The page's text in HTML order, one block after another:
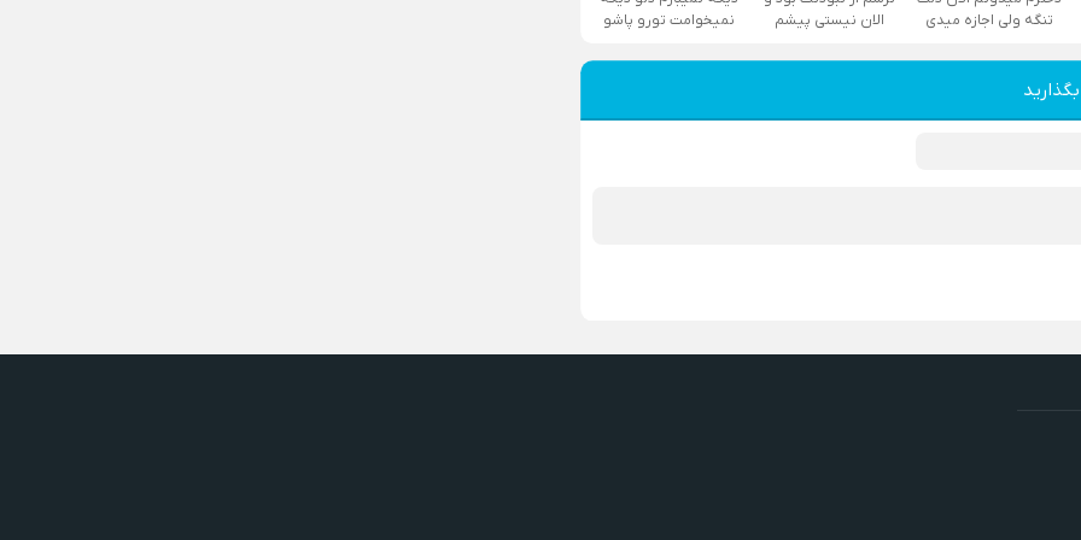
تنگه ولی اجازه میدی
الان نیستی پیشم
نمیخوامت تورو پاشو